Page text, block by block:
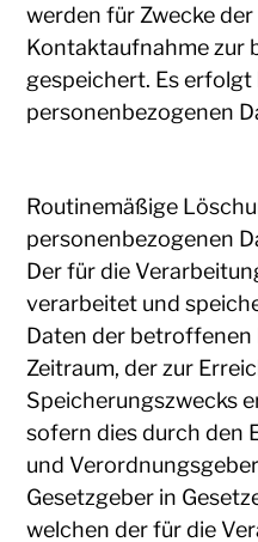
werden für Zwecke
Kontaktaufnahme zur
gespeichert. Es
personenbezogenen
Routinemäßige
personenbezogenen
Der für die
verarbeitet und
Daten der betroffenen
Zeitraum, der zur
Speicherungszwecks
sofern dies durch den
und
Gesetzgeber in
welchen der für die